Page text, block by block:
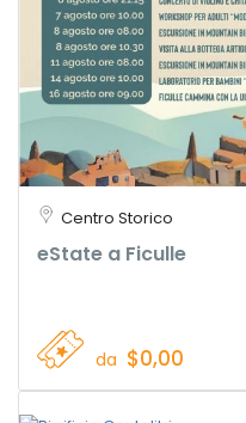
Centro Storico
eState a Ficulle
da $0,00